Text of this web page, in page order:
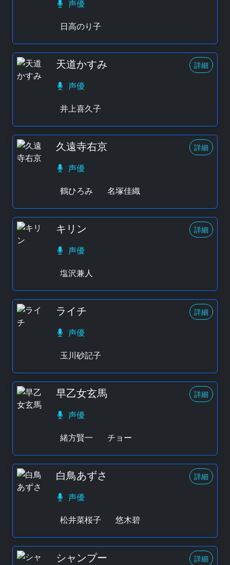
声優
日高のり子
天道かすみ 詳細
声優
井上喜久子
久遠寺右京 詳細
声優
鶴ひろみ
名塚佳織
キリン 詳細
声優
塩沢兼人
ライチ 詳細
声優
玉川砂記子
早乙女玄馬 詳細
声優
緒方賢一
チョー
白鳥あずさ 詳細
声優
松井菜桜子
悠木碧
シャンプー 詳細